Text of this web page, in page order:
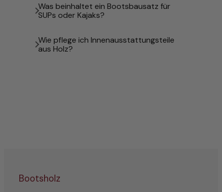
Was beinhaltet ein Bootsbausatz für
SUPs oder Kajaks?
Wie pflege ich Innenausstattungsteile
aus Holz?
Bootsholz